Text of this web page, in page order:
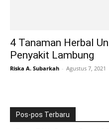
4 Tanaman Herbal
Penyakit Lambung
Riska A. Subarkah - Agustus 7, 2021
Pos-pos Terbaru